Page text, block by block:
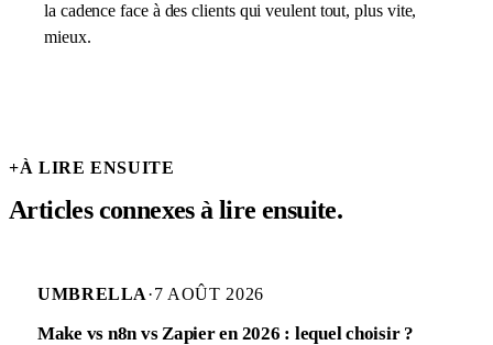
la cadence face à des clients qui veulent tout, plus vite,
mieux.
+À LIRE ENSUITE
Articles connexes à lire ensuite.
UMBRELLA·7 AOÛT 2026
Make vs n8n vs Zapier en 2026 : lequel choisir ?